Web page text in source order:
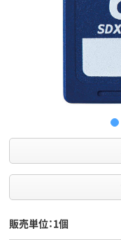
販売単位：1個